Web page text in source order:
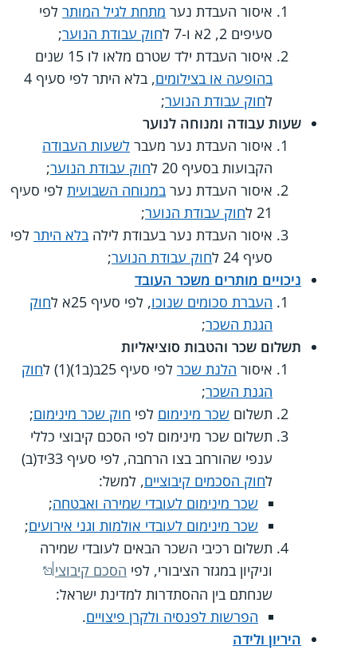
איסור העבדת נער מתחת לגיל המותר לפי
סעיפים 2, 2א ו-7 ל
חוק עבודת הנוער;
איסור העבדת ילד שטרם מלאו לו 15 שנים
בהופעה או בצילומים
, בלא היתר לפי סעיף 4
לחוק עבודת הנוער;
שעות עבודה ומנוחה לנוער
איסור העבדת נער מעבר לשעות העבודה
הקבועות בסעיף 20 ל
חוק עבודת הנוער;
איסור העבדת נער במנוחה השבועית לפי סעיף
21 ל
חוק עבודת הנוער;
איסור העבדת נער בעבודת לילה בלא היתר לפי
סעיף 24 ל
חוק עבודת הנוער;
ניכויים מותרים משכר העובד
העברת סכומים שנוכו, לפי סעיף 25א ל
חוק
הגנת השכר;
תשלום שכר והטבות סוציאליות
איסור הלנת שכר לפי סעיף 25ב(ב1)(1) ל
חוק
הגנת השכר;
תשלום שכר מינימום לפי חוק שכר מינימום;
תשלום שכר מינימום לפי הסכם קיבוצי כללי
ענפי שהורחב בצו הרחבה, לפי סעיף 33יד(ב)
לחוק הסכמים קיבוציים, למשל:
שכר מינימום לעובדי שמירה ואבטחה;
שכר מינימום לעובדי אולמות וגני אירועים;
תשלום רכיבי השכר הבאים לעובדי שמירה
וניקיון במגזר הציבורי, לפי הסכם קיבוצי
שנחתם בין ההסתדרות למדינת ישראל:
הפרשות לפנסיה ולקרן פיצויים.
היריון ולידה